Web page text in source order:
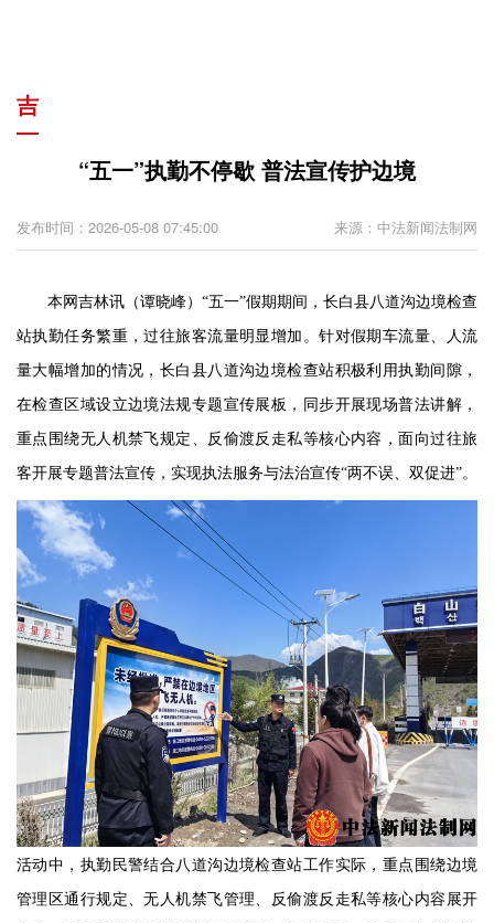
吉
“五一”执勤不停歇 普法宣传护边境
发布时间：2026-05-08 07:45:00 来源：中法新闻法制网
本网吉林讯（谭晓峰）“五一”假期期间，长白县八道沟边境检查
站执勤任务繁重，过往旅客流量明显增加。针对假期车流量、人流
量大幅增加的情况，长白县八道沟边境检查站积极利用执勤间隙，
在检查区域设立边境法规专题宣传展板，同步开展现场普法讲解，
重点围绕无人机禁飞规定、反偷渡反走私等核心内容，面向过往旅
客开展专题普法宣传，实现执法服务与法治宣传“两不误、双促进”。
活动中，执勤民警结合八道沟边境检查站工作实际，重点围绕边境
管理区通行规定、无人机禁飞管理、反偷渡反走私等核心内容展开